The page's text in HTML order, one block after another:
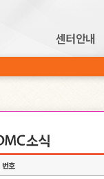
센터안내
번호